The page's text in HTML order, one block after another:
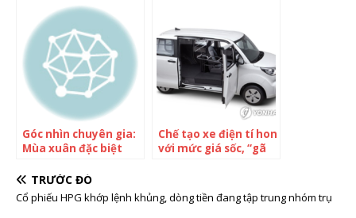
lợi cho tăng trưởng
khu vực thông qua
các thị trường vốn
bền vững, linh hoạt
và kết nối với nhau
Góc nhìn chuyên gia:
Mùa xuân đặc biệt
đúng nhóm cổ phiếu
quan trọng hơn phán
đoán thị trường
Chế tạo xe điện tí hon
với mức giá sốc, “gã
trường xe điện Hàn
Quốc: Xe giá rẻ có ưu
TRƯỚC ĐÓ
Cổ phiếu HPG khớp lệnh khủng, dòng tiền đang tập trung nhóm trụ